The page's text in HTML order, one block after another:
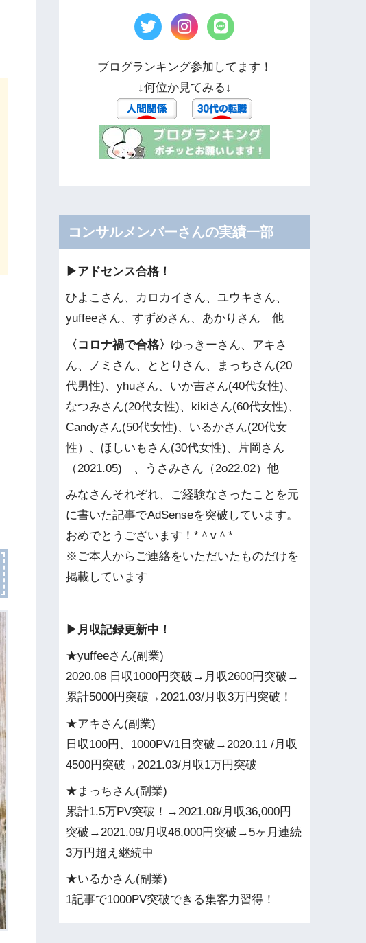
ブログランキング参加してます！
↓何位か見てみる↓
コンサルメンバーさんの実績一部
▶︎アドセンス合格！
ひよこさん、カロカイさん、ユウキさん、
yuffeeさん、すずめさん、あかりさん 他
〈コロナ禍で合格〉 ゆっきーさん、アキさ
ん、ノミさん、ととりさん、まっちさん(20
代男性)、yhuさん、いか吉さん(40代女性)、
なつみさん(20代女性)、kikiさん(60代女性)、
Candyさん(50代女性)、いるかさん(20代女
性）、ほしいもさん(30代女性)、片岡さん
（2021.05) 、うさみさん（2o22.02）他
みなさんそれぞれ、ご経験なさったことを元
に書いた記事でAdSenseを突破しています。
おめでとうございます！*＾v＾*
※ご本人からご連絡をいただいたものだけを
掲載しています
▶︎月収記録更新中！
★yuffeeさん(副業)
2020.08 日収1000円突破→月収2600円突破→
累計5000円突破→2021.03/月収3万円突破！
★アキさん(副業)
日収100円、1000PV/1日突破→2020.11 /月収
4500円突破→2021.03/月収1万円突破
★まっちさん(副業)
累計1.5万PV突破！→2021.08/月収36,000円
突破→2021.09/月収46,000円突破→5ヶ月連続
3万円超え継続中
★いるかさん(副業)
1記事で1000PV突破できる集客力習得！